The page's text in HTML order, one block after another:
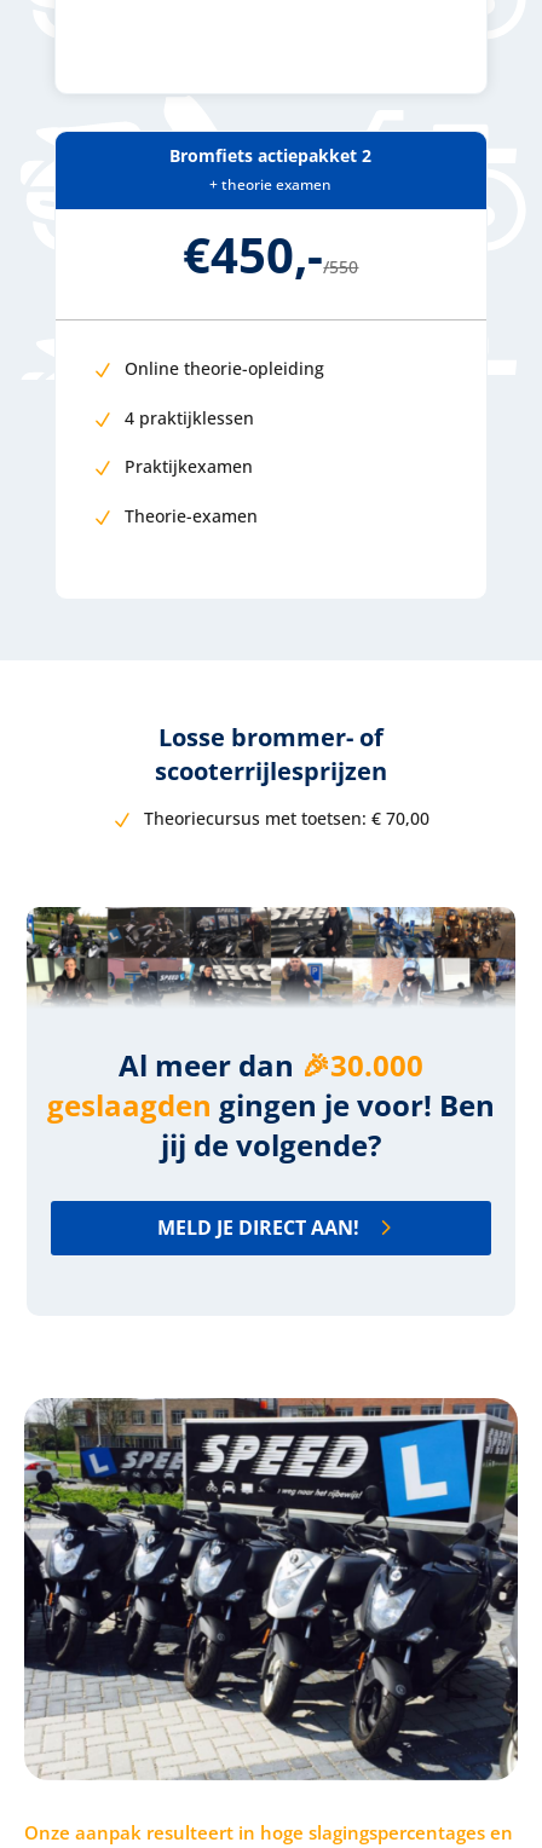
Bromfiets actiepakket 2
+ theorie examen
€450,-/550
Online theorie-opleiding
4 praktijklessen
Praktijkexamen
Theorie-examen
Losse brommer- of
scooterrijlesprijzen
Theoriecursus met toetsen:€ 70,00
Al meer dan 🎉30.000
geslaagden gingen je voor! Ben
jij de volgende?
MELD JE DIRECT AAN!
Onze aanpak resulteert in hoge slagingspercentages en